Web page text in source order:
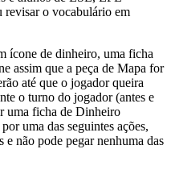
revisar o vocabulário em
ícone de dinheiro, uma ficha
assim que a peça de Mapa for
até que o jogador queira
o turno do jogador (antes e
uma ficha de Dinheiro
uma das seguintes ações,
e não pode pegar nenhuma das